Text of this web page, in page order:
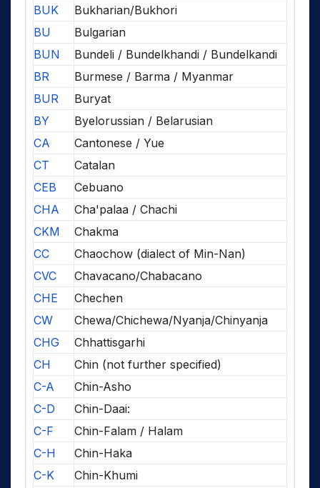
BUK
Bukharian/Bukhori
BU
Bulgarian
BUN
Bundeli / Bundelkhandi / Bundelkandi
BR
Burmese / Barma / Myanmar
BUR
Buryat
BY
Byelorussian / Belarusian
CA
Cantonese / Yue
CT
Catalan
CEB
Cebuano
CHA
Cha'palaa / Chachi
CKM
Chakma
CC
Chaochow (dialect of Min-Nan)
CVC
Chavacano/Chabacano
CHE
Chechen
CW
Chewa/Chichewa/Nyanja/Chinyanja
CHG
Chhattisgarhi
CH
Chin (not further specified)
C-A
Chin-Asho
C-D
Chin-Daai:
C-F
Chin-Falam / Halam
C-H
Chin-Haka
C-K
Chin-Khumi